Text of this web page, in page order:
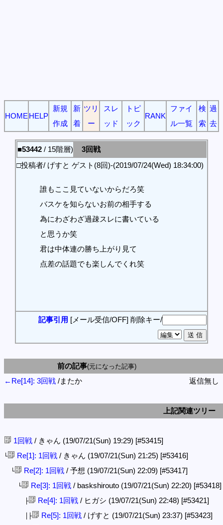
HOME HELP
新規
作成
新
着
ツリ
ー
スレ
ッド
トピ
ック
RANK
ファイ
ル一覧
検
索
過
去
■53442 / 15階層)
3回戦
□投稿者/ げすと ゲスト(8回)-(2019/07/24(Wed) 18:34:00)
誰もここ見ていないからだろ笑
バスケを知らないお前の相手する
為にわざわざ過疎スレに書いている
と思うか笑
君は中体連の勝ち上がり見て
点差の話題でも楽しんでくれ笑
記事引用 [メール受信/OFF] 削除キー/
前の記事(元になった記事)
←Re[14]: 3回戦 /またか 返信無し
上記関連ツリー
1回戦 / きゃん (19/07/21(Sun) 19:29) [#53415]
└ Re[1]: 1回戦 / きゃん (19/07/21(Sun) 21:25) [#53416]
└ Re[2]: 1回戦 / 予想 (19/07/21(Sun) 22:09) [#53417]
└ Re[3]: 1回戦 / baskshirouto (19/07/21(Sun) 22:20) [#53418]
├ Re[4]: 1回戦 / ヒガシ (19/07/21(Sun) 22:48) [#53421]
│├ Re[5]: 1回戦 / げすと (19/07/21(Sun) 23:37) [#53423]